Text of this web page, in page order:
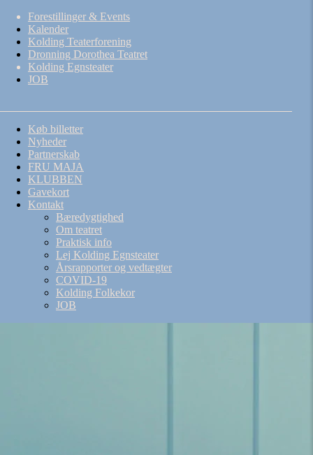
Forestillinger & Events
Kalender
Kolding Teaterforening
Dronning Dorothea Teatret
Kolding Egnsteater
JOB
Køb billetter
Nyheder
Partnerskab
FRU MAJA
KLUBBEN
Gavekort
Kontakt
Bæredygtighed
Om teatret
Praktisk info
Lej Kolding Egnsteater
Årsrapporter og vedtægter
COVID-19
Kolding Folkekor
JOB